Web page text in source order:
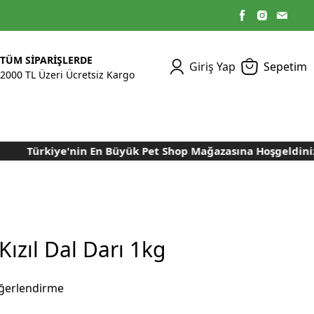
TÜM SİPARİŞLERDE
2000 TL Üzeri Ücretsiz Kargo
Giriş Yap Sepetim
Kümes Ekipmanları
Makineleri
Nem Alma Makineleri
Nem ve Isı Ölçer
Kuluçka Malzemeleri
Kedi Yaş Mamaları
Bakım Sağlık
Tasmalar
Bakım Sağlık
Tavşan Yemleri
Türkiye'nin En Büyük Pet Shop Mağazasına Hoşgeldiniz..
Dal Darı 1kg